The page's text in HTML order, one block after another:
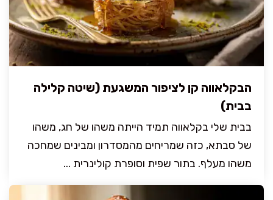
הבקלאווה קן לציפור המשגעת (שיטה קלילה
בבית)
בבית שלי בקלאווה תמיד הייתה משהו של חג, משהו
של סבתא, כזה שמריחים מהמסדרון ומבינים שמחכה
משהו מעלף. בתור שפית וסופרת קולינרית ...